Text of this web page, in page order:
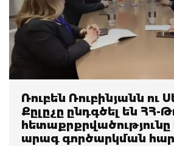
Ռուբեն Ռուբինյանն ու
Քըլըչը ընդգծել են ՀՀ-
հետաքրքրվածությունը
արագ գործարկման